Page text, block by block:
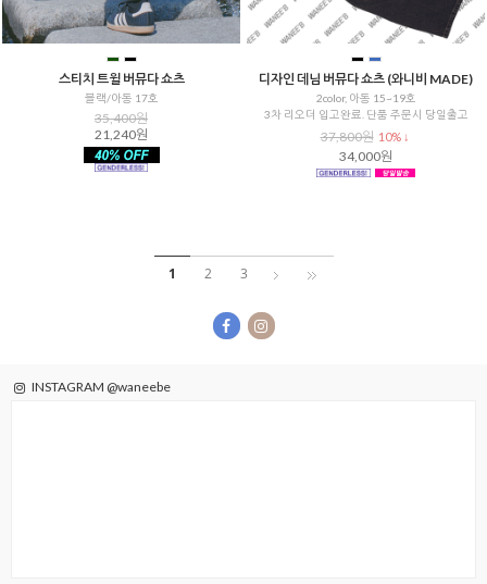
스티치 트윌 버뮤다 쇼츠
블랙/아동 17호
35,400원
21,240원
디자인 데님 버뮤다 쇼츠 (와니비 MADE)
2color, 아동 15~19호
3차 리오더 입고완료. 단품 주문시 당일출고
37,800원 10% ↓
34,000원
1 2 3
INSTAGRAM @waneebe